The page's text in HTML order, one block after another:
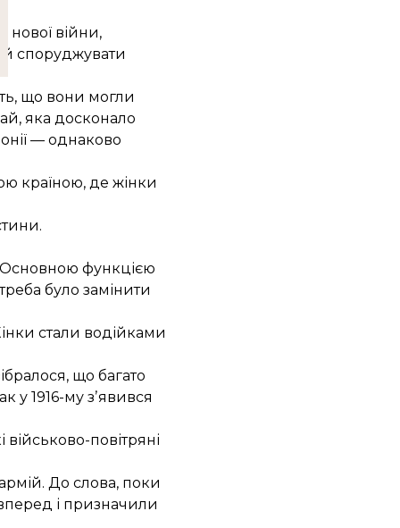
нової війни,
й споруджувати
що вони могли
яка досконало
— однаково
країною, де жінки
Основною функцією
було замінити
стали водійками
що багато
у 1916-му зʼявився
повітряні
До слова, поки
і призначили